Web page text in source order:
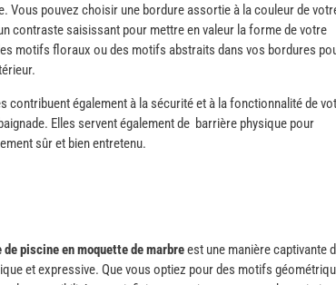
Vous pouvez choisir une bordure assortie à la couleur de
contraste saisissant pour mettre en valeur la forme de votre
motifs floraux ou des motifs abstraits dans vos bordures
contribuent également à la sécurité et à la fonctionnalité de
Elles servent également de barrière physique pour
sûr et bien entretenu.
piscine en moquette de marbreest une manière captivante
et expressive. Que vous optiez pour des motifs